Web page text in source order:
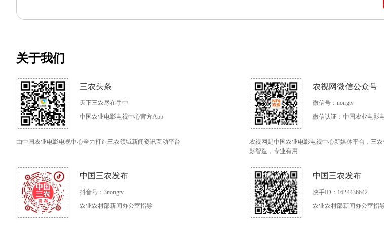
关于我们
三农头条
天下三农尽在手中
中国农业电影电视中心官方App
由中国农业电影电视中心全力打造三农领域新闻资讯互动平台
农视网微信公众号
微信号：nongtv
微信认证：中国农业电影
农视网是中国农业电影电视中心新媒体平台，三
影智造，专业有用
中国三农发布
抖音号：3nongtv
农业农村部新闻办公室指导
中国三农发布
快手ID：1624436642
农业农村部新闻办公室指